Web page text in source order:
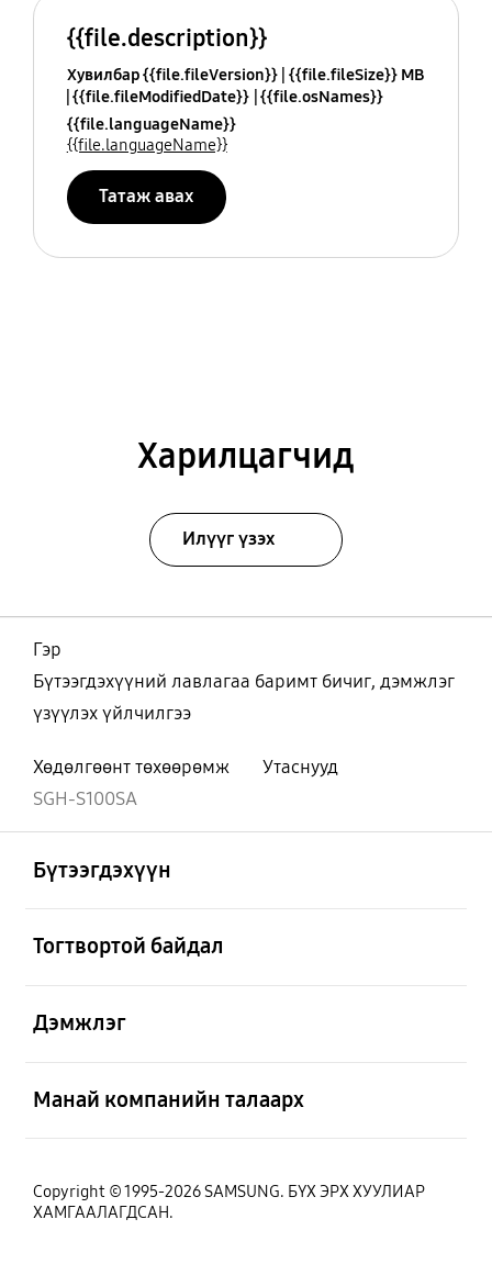
{{file.description}}
Хувилбар {{file.fileVersion}} {{file.fileSize}} MB
{{file.fileModifiedDate}} {{file.osNames}}
{{file.languageName}}
{{file.languageName}}
Татаж авах
Харилцагчид
Илүүг үзэх
Гэр
Бүтээгдэхүүний лавлагаа баримт бичиг, дэмжлэг
үзүүлэх үйлчилгээ
Хөдөлгөөнт төхөөрөмж
Утаснууд
SGH-S100SA
Бүтээгдэхүүн
Тогтвортой байдал
Дэмжлэг
Манай компанийн талаарх
Copyright © 1995-2026 SAMSUNG. БҮХ ЭРХ ХУУЛИАР
ХАМГААЛАГДСАН.